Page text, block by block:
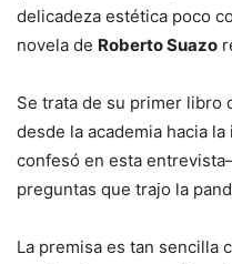
delicadeza estética poco
novela de Roberto Suazo
Se trata de su primer libro
desde la academia hacia
confesó en esta
preguntas que trajo la
La premisa es tan sencilla